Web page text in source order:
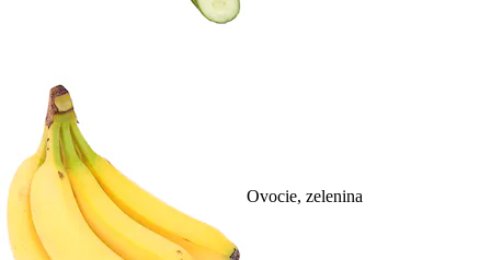
Ovocie, zelenina